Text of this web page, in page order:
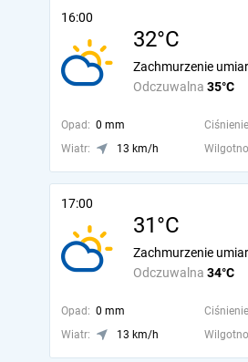
16:00
32°C
Odczuwalna 35°C
Zachmurzenie
Opad: 0 mm
Wiatr:
13 km/h
17:00
31°C
Odczuwalna 34°C
Zachmurzenie
Opad: 0 mm
Wiatr:
13 km/h